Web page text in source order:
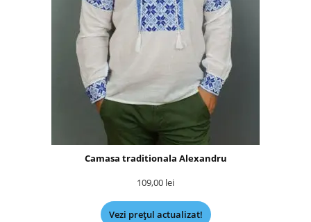
Camasa traditionala Alexandru
109,00 lei
Vezi prețul actualizat!